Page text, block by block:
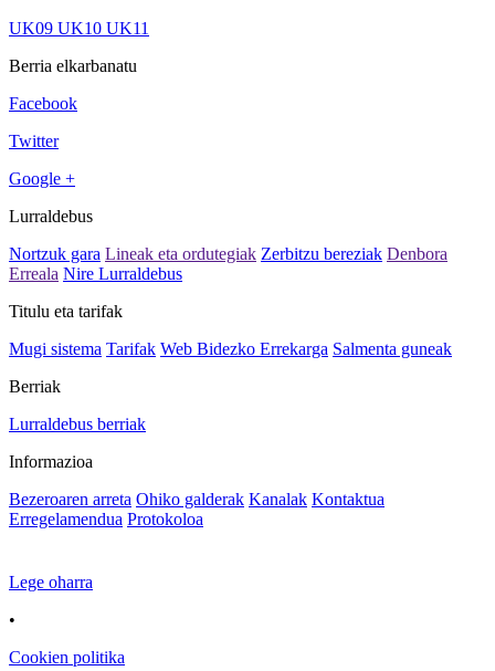
UK09 UK10 UK11
Berria elkarbanatu
Facebook
Twitter
Google +
Lurraldebus
Nortzuk gara Lineak eta ordutegiak Zerbitzu bereziak Denbora
Erreala Nire Lurraldebus
Titulu eta tarifak
Mugi sistema Tarifak Web Bidezko Errekarga Salmenta guneak
Berriak
Lurraldebus berriak
Informazioa
Bezeroaren arreta Ohiko galderak Kanalak Kontaktua
Erregelamendua Protokoloa
Lege oharra
•
Cookien politika